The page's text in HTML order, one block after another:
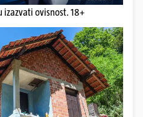
izazvati ovisnost. 18+